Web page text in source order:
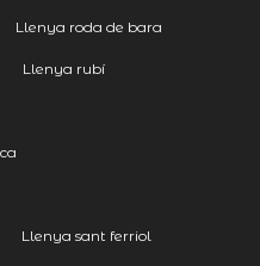
Llenya roda de bara
Llenya rubí
Llenya sant ferriol